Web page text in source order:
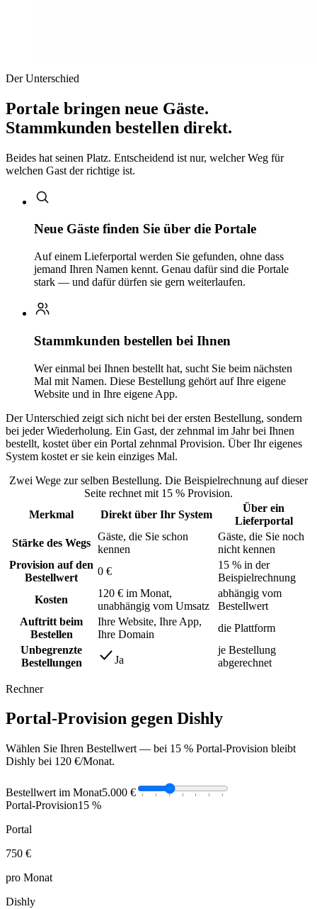
Der Unterschied
Portale bringen neue Gäste.
Stammkunden bestellen direkt.
Beides hat seinen Platz. Entscheidend ist nur, welcher Weg für
welchen Gast der richtige ist.
Neue Gäste finden Sie über die Portale
Auf einem Lieferportal werden Sie gefunden, ohne dass
jemand Ihren Namen kennt. Genau dafür sind die Portale
stark — und dafür dürfen sie gern weiterlaufen.
Stammkunden bestellen bei Ihnen
Wer einmal bei Ihnen bestellt hat, sucht Sie beim nächsten
Mal mit Namen. Diese Bestellung gehört auf Ihre eigene
Website und in Ihre eigene App.
Der Unterschied zeigt sich nicht bei der ersten Bestellung, sondern
bei jeder Wiederholung. Ein Gast, der zehnmal im Jahr bei Ihnen
bestellt, kostet über ein Portal zehnmal Provision. Über Ihr eigenes
System kostet er sie kein einziges Mal.
Zwei Wege zur selben Bestellung. Die Beispielrechnung auf dieser
Seite rechnet mit 15 % Provision.
Merkmal
Direkt über Ihr System
Über ein
Lieferportal
Stärke des Wegs
Gäste, die Sie schon
kennen
Gäste, die Sie noch
nicht kennen
Provision auf den
Bestellwert
0 €
15 % in der
Beispielrechnung
Kosten
120 € im Monat,
unabhängig vom Umsatz
abhängig vom
Bestellwert
Auftritt beim
Bestellen
Ihre Website, Ihre App,
Ihre Domain
die Plattform
Unbegrenzte
Bestellungen
Ja
je Bestellung
abgerechnet
Rechner
Portal-Provision gegen Dishly
Wählen Sie Ihren Bestellwert — bei 15 % Portal-Provision bleibt
Dishly bei 120 €/Monat.
Bestellwert im Monat5.000 €
Portal-Provision15 %
Portal
750 €
pro Monat
Dishly